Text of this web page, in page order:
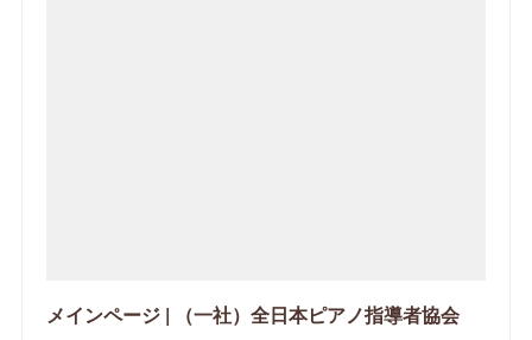
メインページ | （一社）全日本ピアノ指導者協会